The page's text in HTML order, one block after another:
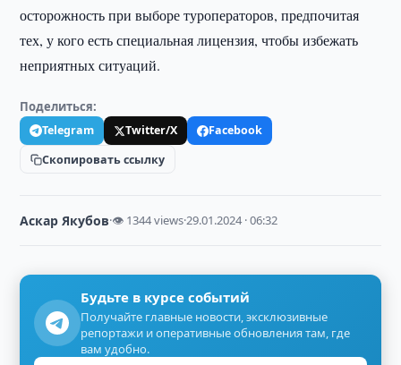
осторожность при выборе туроператоров, предпочитая
тех, у кого есть специальная лицензия, чтобы избежать
неприятных ситуаций.
Поделиться:
Telegram Twitter/X
Facebook
Скопировать ссылку
Аскар Якубов·👁 1344 views·29.01.2024 · 06:32
Будьте в курсе событий
Получайте главные новости, эксклюзивные
репортажи и оперативные обновления там, где
вам удобно.